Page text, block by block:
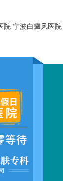
院 宁波白癜风医院